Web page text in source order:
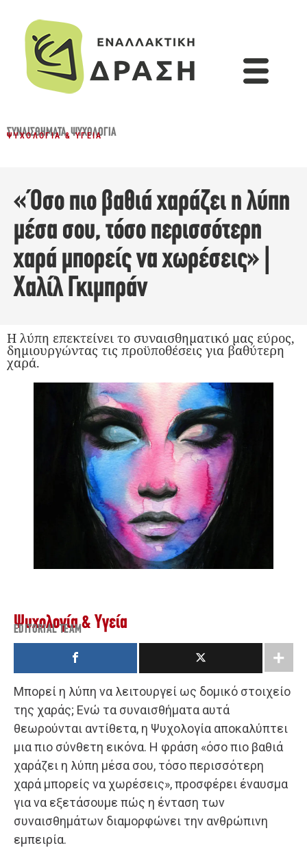
ΣΥΝΑΙΣΘΉΜΑΤΑ,ΨΥΧΟΛΟΓΊΑ
ΨΥΧΟΛΟΓΊΑ & ΥΓΕΊΑ
«Όσο πιο βαθιά χαράζει η λύπη
μέσα σου, τόσο περισσότερη
χαρά μπορείς να χωρέσεις» |
Χαλίλ Γκιμπράν
Η λύπη επεκτείνει το συναισθηματικό μας εύρος,
δημιουργώντας τις προϋποθέσεις για βαθύτερη
χαρά.
Ψυχολογία & Υγεία
EDITORIAL TEAM
Μπορεί η λύπη να λειτουργεί ως δομικό στοιχείο
της χαράς; Ενώ τα συναισθήματα αυτά
θεωρούνται αντίθετα, η Ψυχολογία αποκαλύπτει
μια πιο σύνθετη εικόνα. Η φράση «όσο πιο βαθιά
χαράζει η λύπη μέσα σου, τόσο περισσότερη
χαρά μπορείς να χωρέσεις», προσφέρει έναυσμα
για να εξετάσουμε πώς η ένταση των
συναισθημάτων διαμορφώνει την ανθρώπινη
εμπειρία.